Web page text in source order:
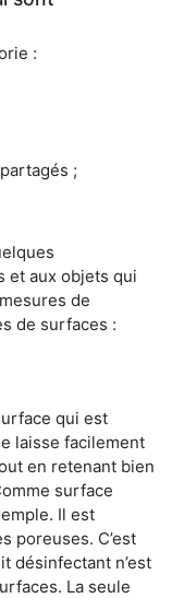
:
;
et aux objets qui
de
de surfaces :
qui est
laisse facilement
en retenant bien
surface
Il est
poreuses. C’est
désinfectant n’est
La seule